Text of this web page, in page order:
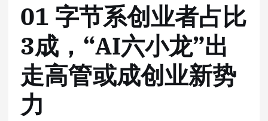
01 字节系创业者占比
3成，“AI六小龙”出
走高管或成创业新势
力